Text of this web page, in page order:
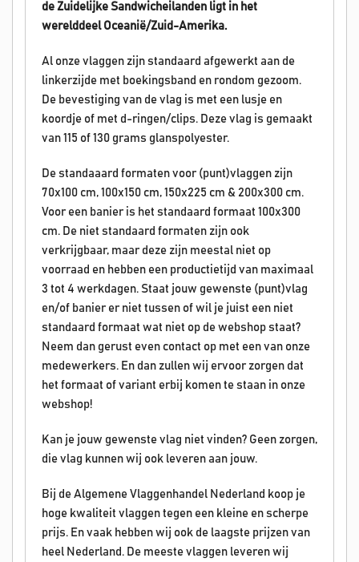
de Zuidelijke Sandwicheilanden ligt in het
werelddeel Oceanië/Zuid-Amerika.
Al onze vlaggen zijn standaard afgewerkt aan de
linkerzijde met boekingsband en rondom gezoom.
De bevestiging van de vlag is met een lusje en
koordje of met d-ringen/clips. Deze vlag is gemaakt
van 115 of 130 grams glanspolyester.
De standaaard formaten voor (punt)vlaggen zijn
70x100 cm, 100x150 cm, 150x225 cm & 200x300 cm.
Voor een banier is het standaard formaat 100x300
cm. De niet standaard formaten zijn ook
verkrijgbaar, maar deze zijn meestal niet op
voorraad en hebben een productietijd van maximaal
3 tot 4 werkdagen. Staat jouw gewenste (punt)vlag
en/of banier er niet tussen of wil je juist een niet
standaard formaat wat niet op de webshop staat?
Neem dan gerust even contact op met een van onze
medewerkers. En dan zullen wij ervoor zorgen dat
het formaat of variant erbij komen te staan in onze
webshop!
Kan je jouw gewenste vlag niet vinden? Geen zorgen,
die vlag kunnen wij ook leveren aan jouw.
Bij de Algemene Vlaggenhandel Nederland koop je
hoge kwaliteit vlaggen tegen een kleine en scherpe
prijs. En vaak hebben wij ook de laagste prijzen van
heel Nederland. De meeste vlaggen leveren wij